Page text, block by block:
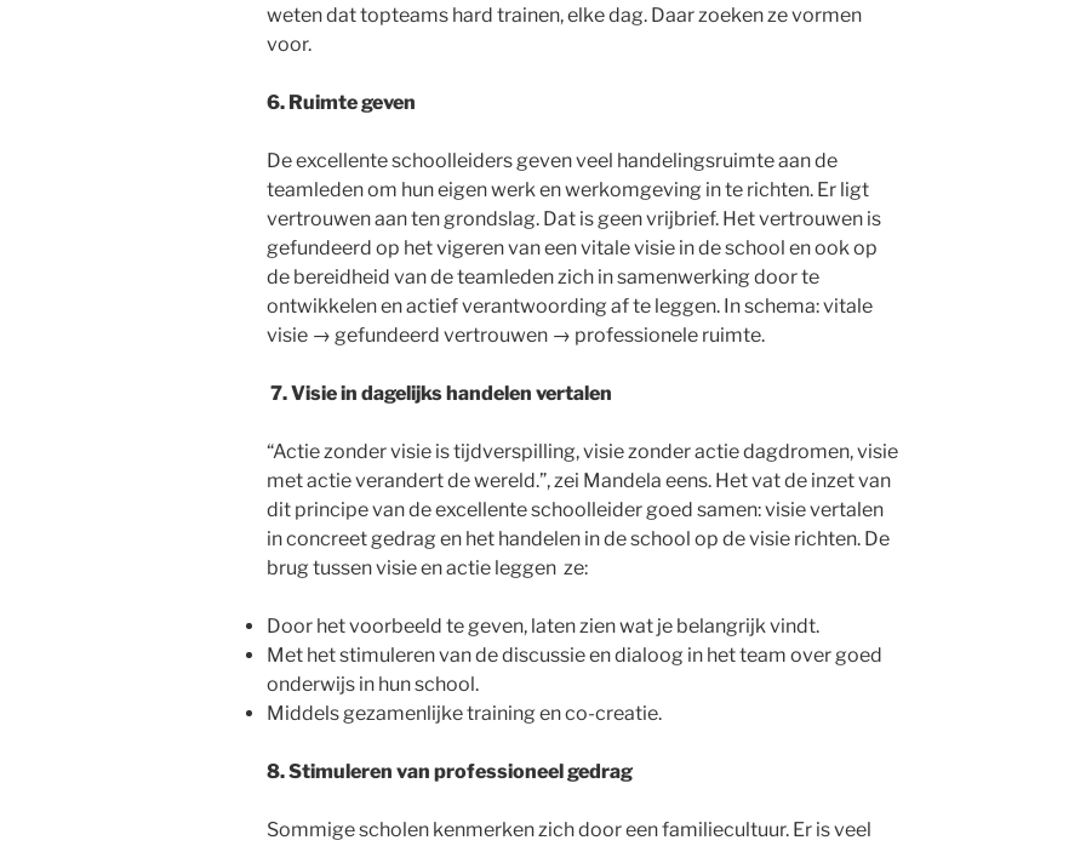
weten dat topteams hard trainen, elke dag. Daar zoeken ze vormen
voor.
6. Ruimte geven
De excellente schoolleiders geven veel handelingsruimte aan de
teamleden om hun eigen werk en werkomgeving in te richten. Er ligt
vertrouwen aan ten grondslag. Dat is geen vrijbrief. Het vertrouwen is
gefundeerd op het vigeren van een vitale visie in de school en ook op
de bereidheid van de teamleden zich in samenwerking door te
ontwikkelen en actief verantwoording af te leggen. In schema: vitale
visie → gefundeerd vertrouwen → professionele ruimte.
7.Visie in dagelijks handelen vertalen
“Actie zonder visie is tijdverspilling, visie zonder actie dagdromen, visie
met actie verandert de wereld.”, zei Mandela eens. Het vat de inzet van
dit principe van de excellente schoolleider goed samen: visie vertalen
in concreet gedrag en het handelen in de school op de visie richten. De
brug tussen visie en actie leggen ze:
Door het voorbeeld te geven, laten zien wat je belangrijk vindt.
Met het stimuleren van de discussie en dialoog in het team over goed
onderwijs in hun school.
Middels gezamenlijke training en co-creatie.
8. Stimuleren van professioneel gedrag
Sommige scholen kenmerken zich door een familiecultuur. Er is veel